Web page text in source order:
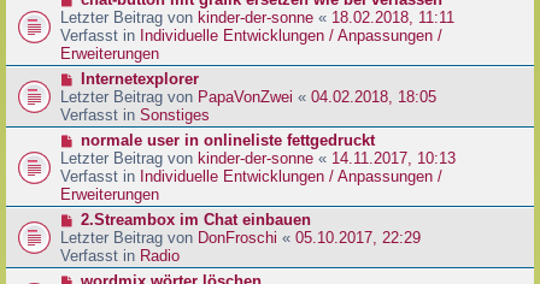
r
a
g
r
B
e
i
r
a
g
e
u
e
r
B
e
i
r
a
g
Letzter Beitrag von kinder-der-sonne « 18.02.2018, 11:11
Verfasst in Individuelle Entwicklungen / Anpassungen /
Erweiterungen
N
e
u
e
r
B
e
i
r
a
g
Internetexplorer
Letzter Beitrag von PapaVonZwei « 04.02.2018, 18:05
Verfasst in Sonstiges
N
e
u
e
r
B
e
i
normale user in onlineliste fettgedruckt
Letzter Beitrag von kinder-der-sonne « 14.11.2017, 10:13
Verfasst in Individuelle Entwicklungen / Anpassungen /
Erweiterungen
N
e
u
e
2.Streambox im Chat einbauen
Letzter Beitrag von DonFroschi « 05.10.2017, 22:29
Verfasst in Radio
N